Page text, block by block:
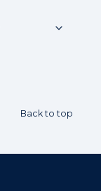
Back to top